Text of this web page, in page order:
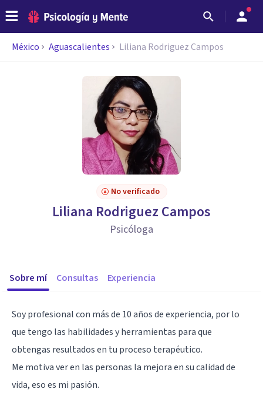
México Aguascalientes Liliana Rodriguez Campos
No verificado
Liliana Rodriguez Campos
Psicóloga
Sobre mí Consultas Experiencia
Soy profesional con más de 10 años de experiencia, por lo
que tengo las habilidades y herramientas para que
obtengas resultados en tu proceso terapéutico.
Me motiva ver en las personas la mejora en su calidad de
vida, eso es mi pasión.